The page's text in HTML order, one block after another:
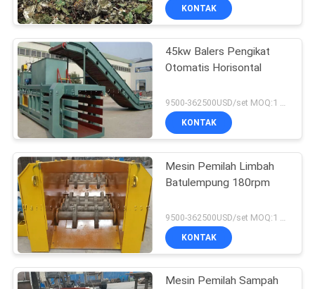
KONTAK
45kw Balers Pengikat
Otomatis Horisontal
9500-362500USD/set MOQ:1 set
KONTAK
Mesin Pemilah Limbah
Batulempung 180rpm
9500-362500USD/set MOQ:1 set
KONTAK
Mesin Pemilah Sampah